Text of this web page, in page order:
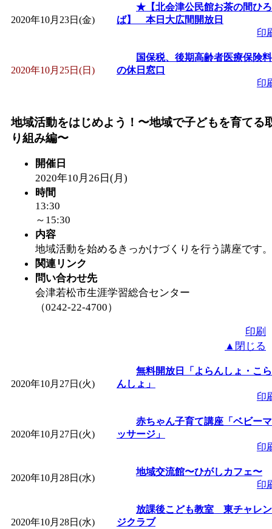
2020年10月23日(金)
★【北会津公民館お茶の間ひろ
ば】 本日大広間開放日
印
2020年10月25日(日)
国保税、後期高齢者医療保険料
の休日窓口
印
地域活動をはじめよう！〜地域で子どもを育てる
り組み編〜
開催日
2020年10月26日(月)
時間
13:30
～15:30
内容
地域活動を始めるきっかけづくりを行う講座です。
関連リンク
問い合わせ先
会津若松市生涯学習総合センター
（0242-22-4700）
印刷
▲閉じる
2020年10月27日(火)
無料開放日「よらんしょ・こら
んしょ」
印
2020年10月27日(火)
赤ちゃん子育て講座「ベビーマ
ッサージ」
印
2020年10月28日(水)
地域交流館〜ひがしカフェ〜
印
2020年10月28日(水)
放課後こども教室 東チャレン
ジクラブ